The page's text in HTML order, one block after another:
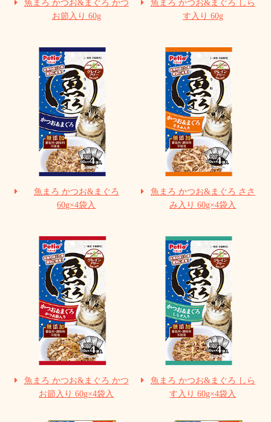
魚まろ かつお&まぐろ かつ
お節入り 60g
魚まろ かつお&まぐろ しら
す入り 60g
魚まろ かつお&まぐろ
60g×4袋入
魚まろ かつお&まぐろ ささ
み入り 60g×4袋入
魚まろ かつお&まぐろ かつ
お節入り 60g×4袋入
魚まろ かつお&まぐろ しら
す入り 60g×4袋入